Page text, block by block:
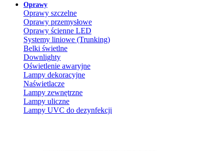
Oprawy
Oprawy szczelne
Oprawy przemysłowe
Oprawy ścienne LED
Systemy liniowe (Trunking)
Belki świetlne
Downlighty
Oświetlenie awaryjne
Lampy dekoracyjne
Naświetlacze
Lampy zewnętrzne
Lampy uliczne
Lampy UVC do dezynfekcji